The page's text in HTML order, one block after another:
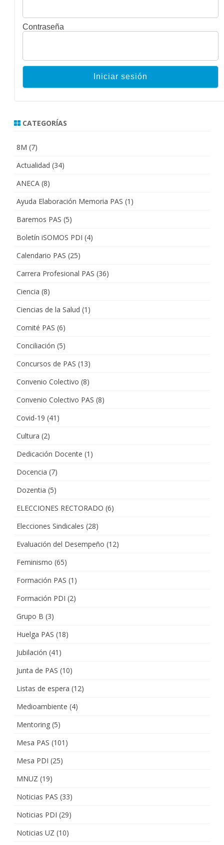
Contraseña
CATEGORÍAS
8M (7)
Actualidad (34)
ANECA (8)
Ayuda Elaboración Memoria PAS (1)
Baremos PAS (5)
Boletín iSOMOS PDI (4)
Calendario PAS (25)
Carrera Profesional PAS (36)
Ciencia (8)
Ciencias de la Salud (1)
Comité PAS (6)
Conciliación (5)
Concursos de PAS (13)
Convenio Colectivo (8)
Convenio Colectivo PAS (8)
Covid-19 (41)
Cultura (2)
Dedicación Docente (1)
Docencia (7)
Dozentia (5)
ELECCIONES RECTORADO (6)
Elecciones Sindicales (28)
Evaluación del Desempeño (12)
Feminismo (65)
Formación PAS (1)
Formación PDI (2)
Grupo B (3)
Huelga PAS (18)
Jubilación (41)
Junta de PAS (10)
Listas de espera (12)
Medioambiente (4)
Mentoring (5)
Mesa PAS (101)
Mesa PDI (25)
MNUZ (19)
Noticias PAS (33)
Noticias PDI (29)
Noticias UZ (10)